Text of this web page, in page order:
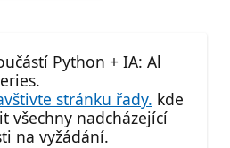
Python + IA: Al
stránku řady. kde
všechny nadcházející
na vyžádání.